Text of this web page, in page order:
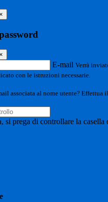
×
×
E-mail Verrà
con le istruzioni necessarie.
associata al nome utente? Effettua
si prega di controllare la casella